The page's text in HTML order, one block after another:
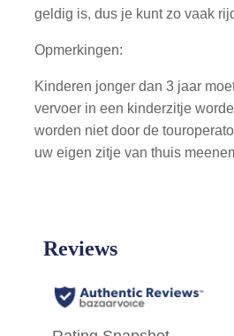
geldig is, dus je kunt zo vaak
Opmerkingen:
Kinderen jonger dan 3 jaar
vervoer in een kinderzitje
worden niet door de
uw eigen zitje van thuis